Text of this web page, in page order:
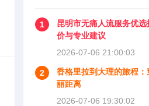
1
昆明市无痛人流服务优
价与专业建议
2026-07-06 21:00:03
2
香格里拉到大理的旅程
丽距离
2026-07-06 19:30:02